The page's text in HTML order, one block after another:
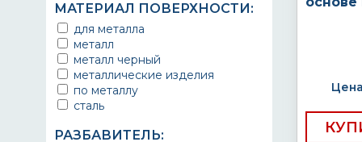
детали машин
детали механизмов
для автомобилей
для бассейна
для всех металлических
оснований
для дорог
для металлоконструкций
МАТЕРИАЛ ПОВЕРХНОСТИ:
для металла
металл
металл черный
металлические изделия
по металлу
сталь
РАЗБАВИТЕЛЬ: